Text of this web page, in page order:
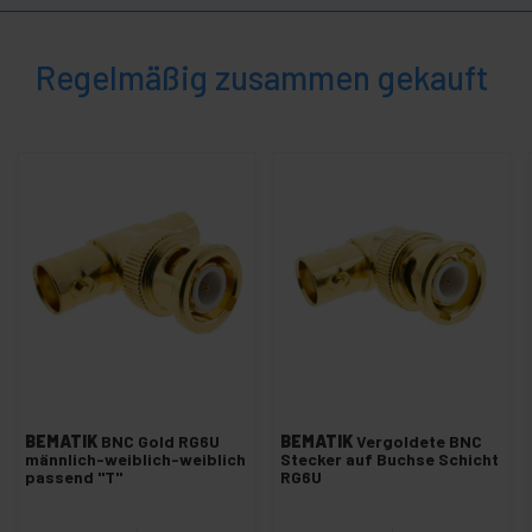
Antenne WIFI Kabel
+
TP-Link-Technologien
+
Servern
+
Audio
und
Video
+
Fotografie +
Tools und
Regelmäßig zusammen gekauft
BEMATIK BNC Gold RG6U
männlich-weiblich-weiblich
passend "T"
BEMATIKVergoldete BNC
Stecker auf Buchse Schicht
RG6U